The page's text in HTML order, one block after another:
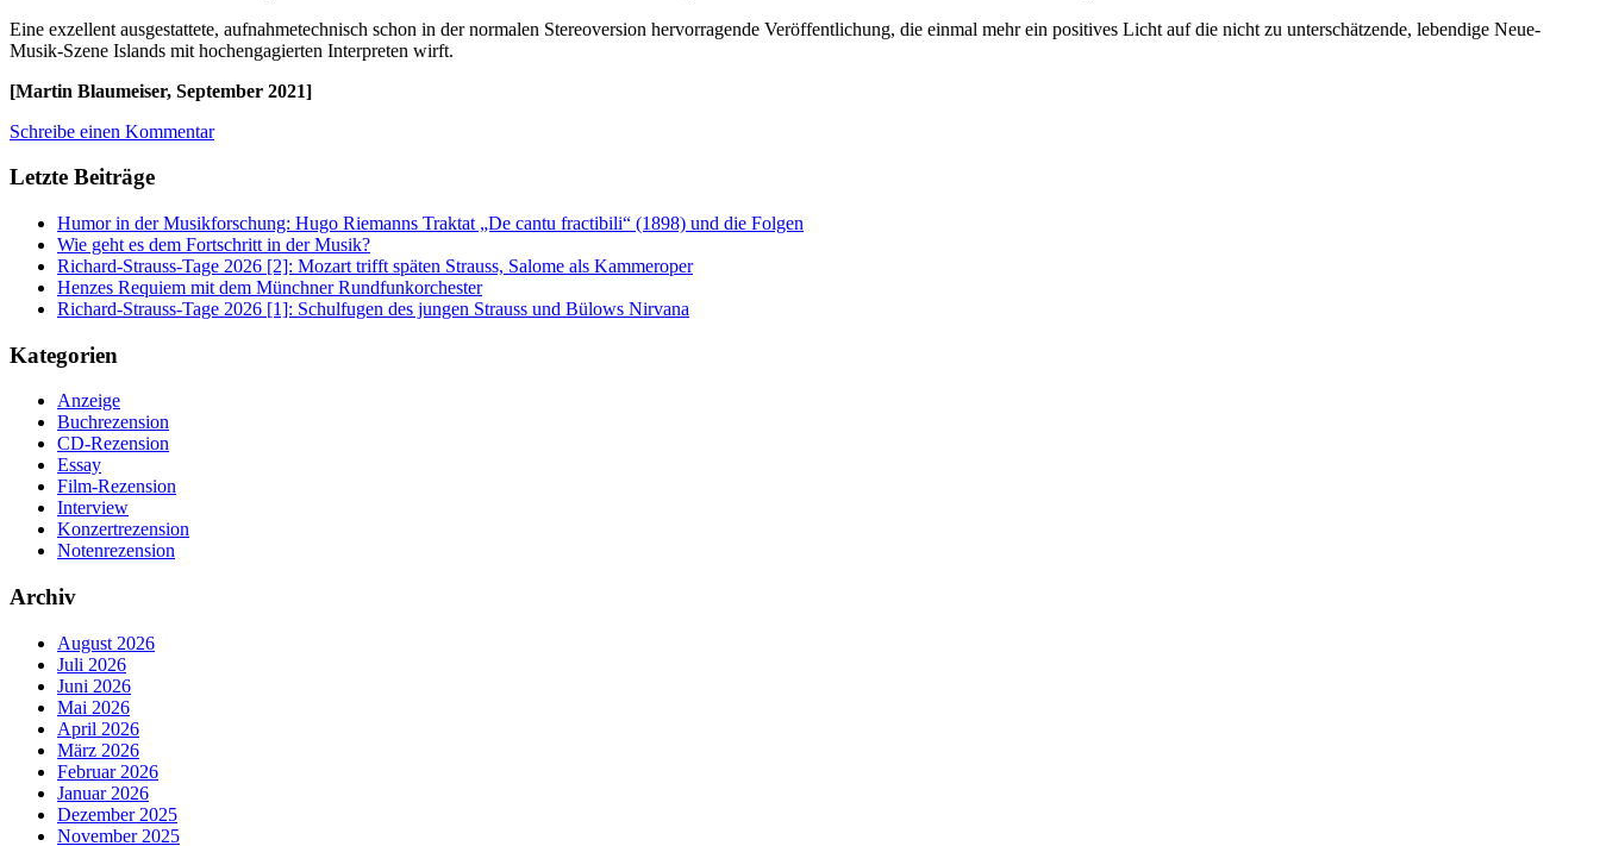
Eine exzellent ausgestattete, aufnahmetechnisch schon in der normalen Stereoversion hervorragende Veröffentlichung, die einmal mehr ein positives Licht auf die nicht zu unterschätzende, lebendige Neue-
Musik-Szene Islands mit hochengagierten Interpreten wirft.
[Martin Blaumeiser, September 2021]
Schreibe einen Kommentar
Letzte Beiträge
Humor in der Musikforschung: Hugo Riemanns Traktat „De cantu fractibili“ (1898) und die Folgen
Wie geht es dem Fortschritt in der Musik?
Richard-Strauss-Tage 2026 [2]: Mozart trifft späten Strauss, Salome als Kammeroper
Henzes Requiem mit dem Münchner Rundfunkorchester
Richard-Strauss-Tage 2026 [1]: Schulfugen des jungen Strauss und Bülows Nirvana
Kategorien
Anzeige
Buchrezension
CD-Rezension
Essay
Film-Rezension
Interview
Konzertrezension
Notenrezension
Archiv
August 2026
Juli 2026
Juni 2026
Mai 2026
April 2026
März 2026
Februar 2026
Januar 2026
Dezember 2025
November 2025